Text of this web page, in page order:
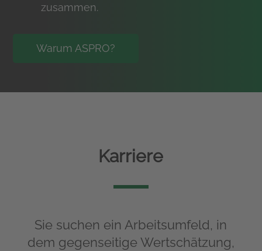
zusammen.
Warum ASPRO?
Karriere
Sie suchen ein Arbeitsumfeld, in
dem gegenseitige Wertschätzung,